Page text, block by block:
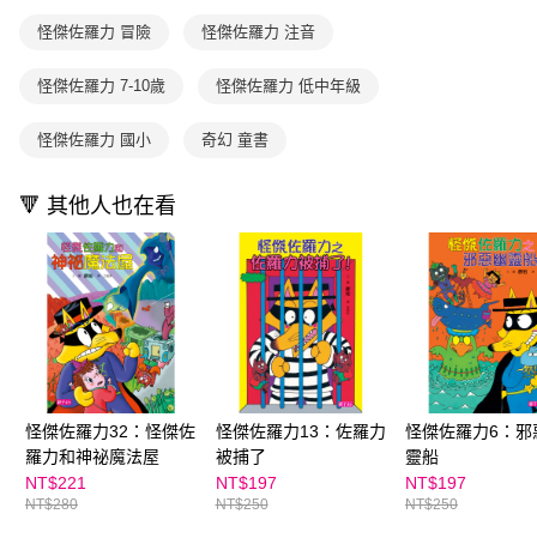
【注意事項】
１．透過由恩沛科技股份有限公司提供之「AFTEE先享後付」服務完成之交
權轉讓予恩沛科技股份有限公司。
https://aftee.tw/terms/#terms3
３．未成年的使用者請事先徵得法定代理人或監護人之同意方可使用
任。
４．使用「AFTEE先享後付」時，將依據個別帳號之用戶狀況，依本公司即
時審查核予不同之上限額度；若仍有額度不足之情形，本公司將視審查結果
請求用戶進行身份認證。
５．嚴禁一人註冊多個帳號或使用他人資訊註冊。若發現惡意使用之情形，
恩沛科技股份有限公司將有權停止該用戶之使用額度並採取法律行動。
怪傑佐羅力 冒險 怪傑佐羅力 注音
怪傑佐羅力 7-10歲 怪傑佐羅力 低中年級
怪傑佐羅力 國小 奇幻 童書
🔻 其他人也在看
怪傑佐羅力32：怪傑佐
羅力和神祕魔法屋
NT$221
NT$280
怪傑佐羅力13：佐羅力
被捕了
NT$197
NT$250
怪傑佐羅力6：邪
靈船
NT$197
NT$250